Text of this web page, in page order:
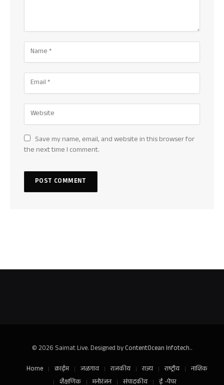
Save my name, email, and website in this browser for
the next time I comment.
© 2026 Saimat Live. Designed byContentOcean Infotech..
Home
क्राईम जळगाव राजकीय राज्य राष्ट्रीय
नाशिक
शैक्षणिक
मनोरंजन संपादकीय ई -पेपर